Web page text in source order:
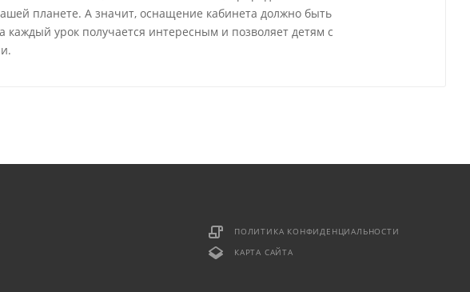
планете. А значит, оснащение кабинета должно быть
урок получается интересным и позволяет детям с
ПОЛИТИКА КОНФИДЕНЦИАЛЬНОСТИ
КАРТА САЙТА